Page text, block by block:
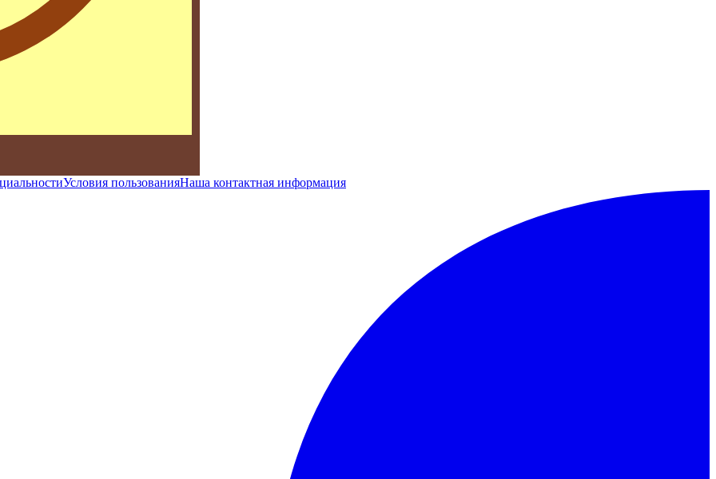
Условия пользованияНаша контактная информация